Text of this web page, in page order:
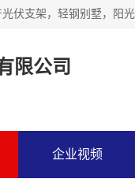
限公司
企业视频